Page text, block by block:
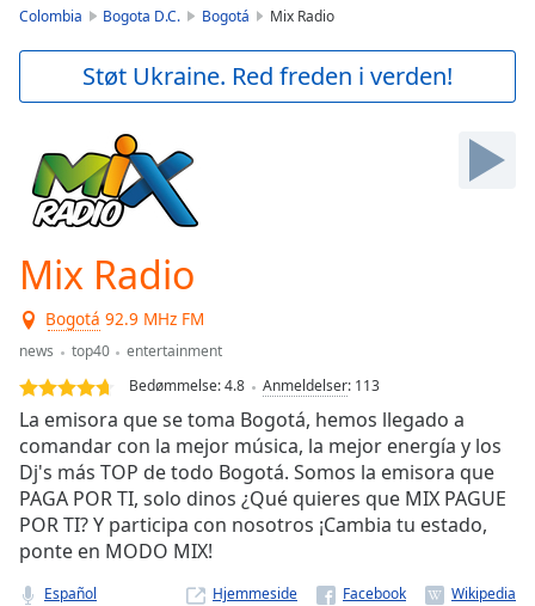
Backward
Skip
Forward
Mute
Current
Time
0:00
Duration-:-
Loaded
0.00%
Stream
TypeLIVE
Seek to
live,
currently
behind
Remaining
Time-
Colombia Bogota D.C. Bogotá Mix Radio
Støt Ukraine. Red freden i verden!
Mix Radio
Bogotá 92.9 MHz FM
news top40
entertainment
Bedømmelse:4.8 Anmeldelser: 113
La emisora que se toma Bogotá, hemos llegado a
comandar con la mejor música, la mejor energía y los
Dj's más TOP de todo Bogotá. Somos la emisora que
PAGA POR TI, solo dinos ¿Qué quieres que MIX PAGUE
POR TI? Y participa con nosotros ¡Cambia tu estado,
ponte en MODO MIX!
Español Hjemmeside